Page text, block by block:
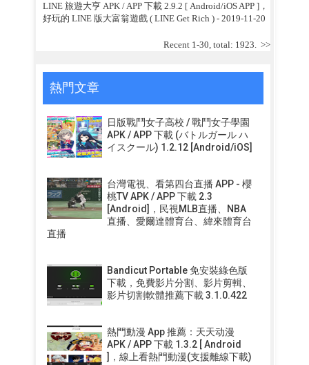
LINE 旅遊大亨 APK / APP 下載 2.9.2 [ Android/iOS APP ]，
好玩的 LINE 版大富翁遊戲 ( LINE Get Rich )- 2019-11-20
Recent 1-30, total: 1923. >>
熱門文章
日版戰鬥女子高校 / 戰鬥女子學園
APK / APP 下載 (バトルガール ハ
イスクール) 1.2.12 [Android/iOS]
台灣電視、看第四台直播 APP - 櫻
桃TV APK / APP 下載 2.3
[Android]，民視MLB直播、NBA
直播、愛爾達體育台、緯來體育台
直播
Bandicut Portable 免安裝綠色版
下載，免費影片分割、影片剪輯、
影片切割軟體推薦下載 3.1.0.422
熱門動漫 App 推薦：天天动漫
APK / APP 下載 1.3.2 [ Android
]，線上看熱門動漫(支援離線下載)